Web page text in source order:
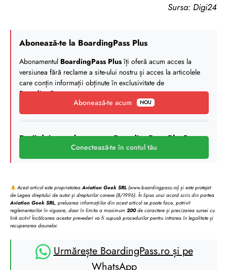
Sursa: Digi24
Abonează-te la BoardingPass Plus
Abonamentul BoardingPass Plusîți oferă acum acces la
versiunea fără reclame a site-ului nostru și acces la articolele
care conțin informații obținute în exclusivitate de
BoardingPass.
Abonează-te acum
NOU
Deții deja un abonament BoardingPass Plus?
Conectează-te în contul tău
Acest articol este proprietateaAviation Geek SRL (www.boardingpass.ro) și este protejat
de Legea dreptului de autor și drepturilor conexe (8/1996). În lipsa unui acord scris din partea
Aviation Geek SRL, preluarea informațiilor din acest articol se poate face, potrivit
reglementarilor în vigoare, doar în limita a maximum 200de caractere și precizarea sursei cu
link activ! Încălcarea acestor prevederi va fi supusă procedurilor pentru intrarea în legalitate și
recuperarea daunelor.
Urmărește BoardingPass.ro și pe
WhatsApp